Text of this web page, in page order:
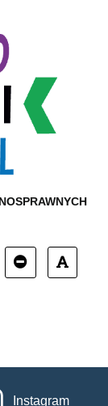
Instagram